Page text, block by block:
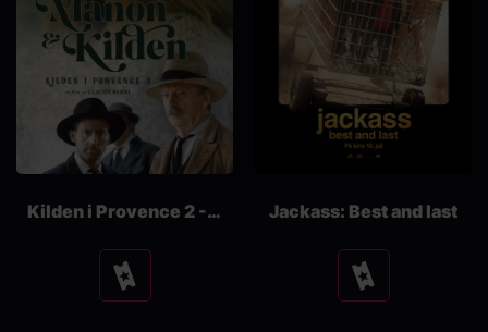
Kilden i Provence 2 - Manon og kilden
Se
tider
Jackass: Best and last
Se
tider